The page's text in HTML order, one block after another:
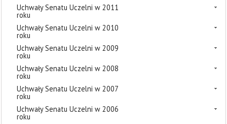
Uchwały Senatu Uczelni w 2011
roku
Uchwały Senatu Uczelni w 2010
roku
Uchwały Senatu Uczelni w 2009
roku
Uchwały Senatu Uczelni w 2008
roku
Uchwały Senatu Uczelni w 2007
roku
Uchwały Senatu Uczelni w 2006
roku